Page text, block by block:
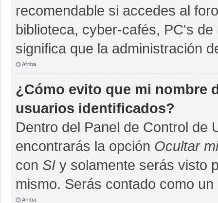
recomendable si accedes al
biblioteca, cyber-cafés, PC's
significa que la administración
Arriba
¿Cómo evito que mi nombre
usuarios identificados?
Dentro del Panel de Control de
encontrarás la opción Ocultar
con SI y solamente serás visto
mismo. Serás contado como
Arriba